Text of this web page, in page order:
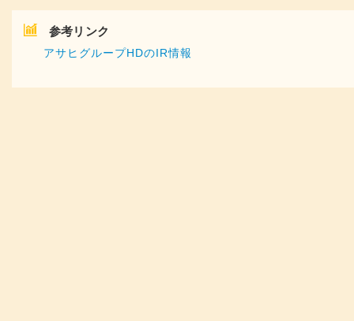
参考リンク
アサヒグループHDのIR情報